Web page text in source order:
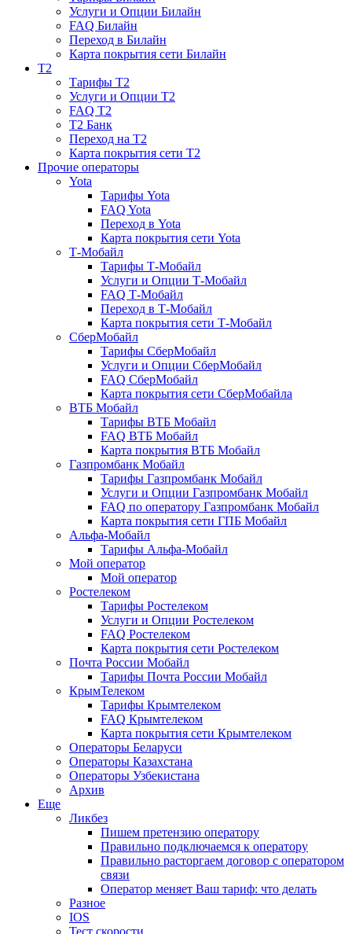
Услуги и Опции Билайн
FAQ Билайн
Переход в Билайн
Карта покрытия сети Билайн
T2
Тарифы T2
Услуги и Опции T2
FAQ T2
T2 Банк
Переход на T2
Карта покрытия сети T2
Прочие операторы
Yota
Тарифы Yota
FAQ Yota
Переход в Yota
Карта покрытия сети Yota
Т-Мобайл
Тарифы Т-Мобайл
Услуги и Опции Т-Мобайл
FAQ Т-Мобайл
Переход в Т-Мобайл
Карта покрытия сети Т-Мобайл
СберМобайл
Тарифы СберМобайл
Услуги и Опции СберМобайл
FAQ СберМобайл
Карта покрытия сети СберМобайлa
ВТБ Мобайл
Тарифы ВТБ Мобайл
FAQ ВТБ Мобайл
Карта покрытия ВТБ Мобайл
Газпромбанк Мобайл
Тарифы Газпромбанк Мобайл
Услуги и Опции Газпромбанк Мобайл
FAQ по оператору Газпромбанк Мобайл
Карта покрытия сети ГПБ Мобайл
Альфа-Мобайл
Тарифы Альфа-Мобайл
Мой оператор
Мой оператор
Ростелеком
Тарифы Ростелеком
Услуги и Опции Ростелеком
FAQ Ростелеком
Карта покрытия сети Ростелеком
Почта России Мобайл
Тарифы Почта России Мобайл
КрымТелеком
Тарифы Крымтелеком
FAQ Крымтелеком
Карта покрытия сети Крымтелеком
Операторы Беларуси
Операторы Казахстана
Операторы Узбекистана
Архив
Еще
Ликбез
Пишем претензию оператору
Правильно подключаемся к оператору
Правильно расторгаем договор с оператором
связи
Оператор меняет Ваш тариф: что делать
Разное
IOS
Тест скорости